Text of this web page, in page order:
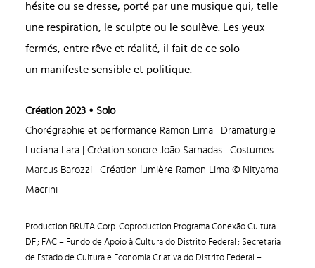
hésite ou se dresse, porté par une musique qui, telle
une respiration, le sculpte ou le soulève. Les yeux
fermés, entre rêve et réalité, il fait de ce solo
un manifeste sensible et politique.
Création 2023 • Solo
Chorégraphie et performance Ramon Lima | Dramaturgie
Luciana Lara | Création sonore João Sarnadas | Costumes
Marcus Barozzi | Création lumière Ramon Lima © Nityama
Macrini
Production BRUTA Corp. Coproduction Programa Conexão Cultura
DF ; FAC – Fundo de Apoio à Cultura do Distrito Federal ; Secretaria
de Estado de Cultura e Economia Criativa do Distrito Federal –